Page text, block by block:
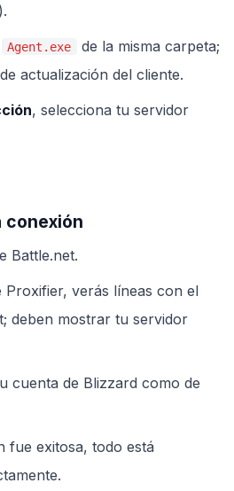
).
Agent.exe
de la misma carpeta;
actualización del cliente.
, selecciona tu servidor
conexión
Battle.net.
Proxifier, verás líneas con el
deben mostrar tu servidor
cuenta de Blizzard como de
fue exitosa, todo está